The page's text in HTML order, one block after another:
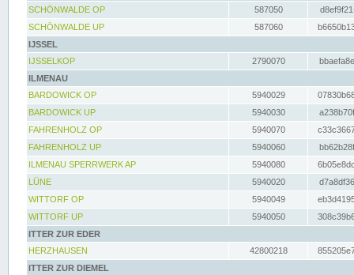
SCHÖNWALDE OP
587050
SCHÖNWALDE UP
587060
IJSSEL
IJSSELKOP
2790070
ILMENAU
BARDOWICK OP
5940029
BARDOWICK UP
5940030
FAHRENHOLZ OP
5940070
FAHRENHOLZ UP
5940060
ILMENAU SPERRWERK AP
5940080
LÜNE
5940020
WITTORF OP
5940049
WITTORF UP
5940050
ITTER ZUR EDER
HERZHAUSEN
42800218
ITTER ZUR DIEMEL